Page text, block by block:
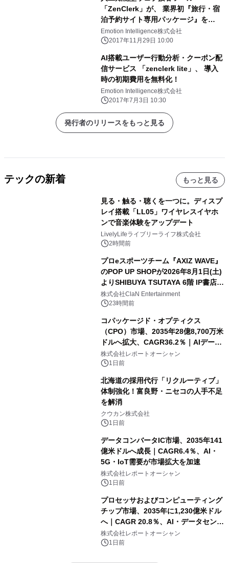
「ZenClerk」が、 業界初『旅行・宿
泊予約サイト専用パッケージ』を
11/29に提供開始
Emotion Intelligence株式会社
2017年11月29日 10:00
AI搭載ユーザー行動分析・クーポン配
信サービス 「zenclerk lite」、 導入
時の初期費用を無料化！
Emotion Intelligence株式会社
2017年7月3日 10:30
発行者のリリースをもっと見る
テックの新着 もっと見る
見る・触る・聴くを一つに。ディスプ
レイ搭載「LL05」ワイヤレスイヤホ
ンで音楽体験をアップデート
LivelyLifeライブリーライフ株式会社
2時間前
プロeスポーツチーム『AXIZ WAVE』
のPOP UP SHOPが2026年8月1日(土)
よりSHIBUYA TSUTAYA 6階 IP書店で
開催決定！！
株式会社ClaN Entertainment
23時間前
コパッケージド・オプティクス
（CPO）市場、2035年28億8,700万米
ドルへ拡大、CAGR36.2％｜AIデータ
センター・高速光通信需要が成長を加
速
株式会社レポートオーシャン
1日前
北海道の採用代行「リクルーティブ」
体制強化！富良野・ニセコの人手不足
を解消
クウカン株式会社
1日前
データコンバータIC市場、2035年141
億米ドルへ成長｜CAGR6.4％、AI・
5G・IoT需要が市場拡大を加速
株式会社レポートオーシャン
1日前
プロセッサおよびコンピューティング
チップ市場、2035年に1,230億米ドル
へ｜CAGR 20.8％、AI・データセンタ
ー需要が成長を牽引
株式会社レポートオーシャン
1日前